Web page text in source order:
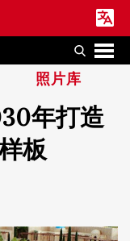
照片库
年打造
板